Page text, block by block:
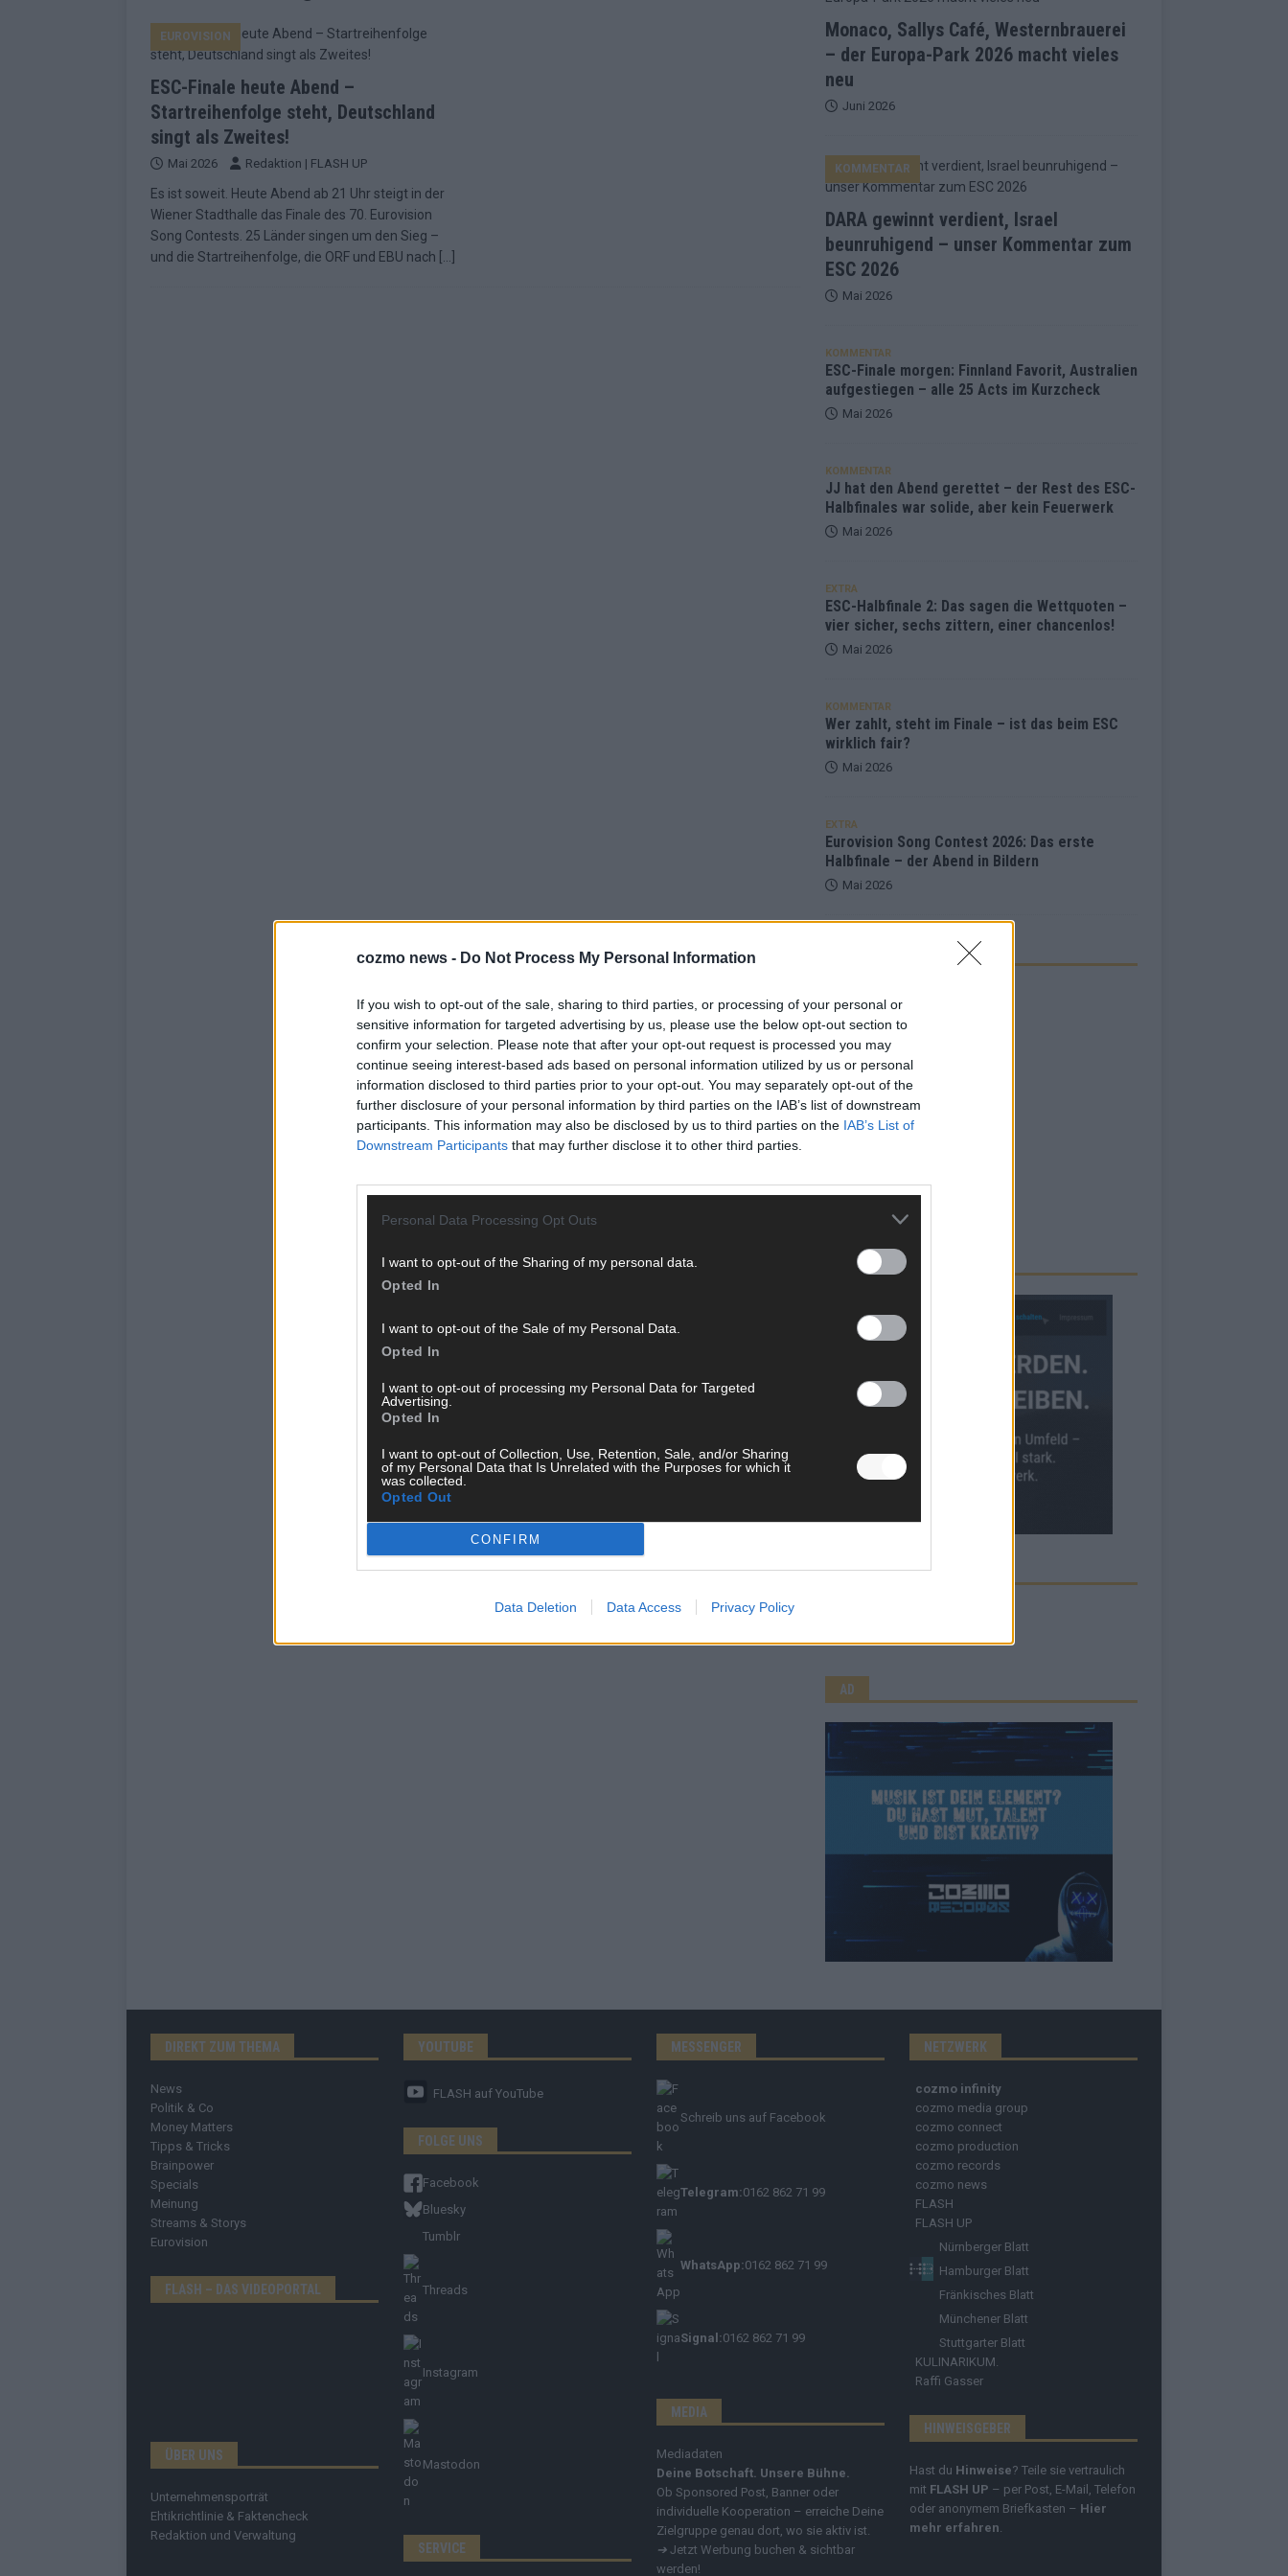
cozmo news - Do Not Process My Personal Information
If you wish to opt-out of the sale, sharing to third parties, or processing of your personal or
sensitive information for targeted advertising by us, please use the below opt-out section to
confirm your selection. Please note that after your opt-out request is processed you may
continue seeing interest-based ads based on personal information utilized by us or personal
information disclosed to third parties prior to your opt-out. You may separately opt-out of the
further disclosure of your personal information by third parties on the IAB’s list of downstream
participants. This information may also be disclosed by us to third parties on the IAB’s List of
Downstream Participants that may further disclose it to other third parties.
Personal Data Processing Opt Outs
I want to opt-out of the Sharing of my personal data.
Opted In
I want to opt-out of the Sale of my Personal Data.
Opted In
I want to opt-out of processing my Personal Data for Targeted
Advertising.
Opted In
I want to opt-out of Collection, Use, Retention, Sale, and/or Sharing
of my Personal Data that Is Unrelated with the Purposes for which it
was collected.
Opted Out
CONFIRM
Data Deletion Data Access Privacy Policy
[ Mai 2026 ] ESC-Finale morgen: Finnland Favorit, Australien aufgestiegen – alle 25 Acts im Kurzcheck
[ Mai 2026 ] „Douze Points“ – wie eine Zahl zur Ikone wurde: 70 Jahre ESC-Wertungsgeschichte!
EUROVISION
[ Mai 2026 ] Das ESC-Finale ist komplett – 26 Länder wollen den Sieg in Wien
JJ hat den Abend gerettet – der Rest des ESC-Halbfinales war solide, aber kein Feuerwerk
KOMMENTAR
[ Mai 2026 ]
EUROVISION
ESC-Finale heute Abend –
Startreihenfolge steht, Deutschland
singt als Zweites!
Mai 2026 Redaktion | FLASH UP
Es ist soweit. Heute Abend ab 21 Uhr steigt in der
Wiener Stadthalle das Finale des 70. Eurovision
Song Contests. 25 Länder singen um den Sieg –
und die Startreihenfolge, die ORF und EBU nach
Monaco, Sallys Café, Westernbrauerei
– der Europa-Park 2026 macht vieles
neu
Juni 2026
DARA gewinnt verdient, Israel
beunruhigend – unser Kommentar zum
ESC 2026
KOMMENTAR
Mai 2026
KOMMENTAR
ESC-Finale morgen: Finnland Favorit, Australien
aufgestiegen – alle 25 Acts im Kurzcheck
Mai 2026
KOMMENTAR
JJ hat den Abend gerettet – der Rest des ESC-
Halbfinales war solide, aber kein Feuerwerk
Mai 2026
EXTRA
ESC-Halbfinale 2: Das sagen die Wettquoten –
vier sicher, sechs zittern, einer chancenlos!
Mai 2026
KOMMENTAR
Wer zahlt, steht im Finale – ist das beim ESC
wirklich fair?
Mai 2026
EXTRA
Eurovision Song Contest 2026: Das erste
Halbfinale – der Abend in Bildern
Mai 2026
WERBE BEI UNS!
CHECK UNS AUF FACEBOOK
AD
DIREKT ZUM THEMA
News
Politik & Co
Money Matters
Tipps & Tricks
Brainpower
Specials
Meinung
Streams & Storys
Eurovision
FLASH – DAS VIDEOPORTAL
ÜBER UNS
Unternehmensporträt
Ehtikrichtlinie & Faktencheck
Redaktion und Verwaltung
YOUTUBE
FLASH auf YouTube
FOLGE UNS
Facebook
Bluesky
Tumblr
Threads
Instagram
Mastodon
SERVICE
MESSENGER
Schreib uns auf Facebook
Telegram:0162 862 71 99
WhatsApp:0162 862 71 99
Signal:0162 862 71 99
MEDIA
Mediadaten
Deine Botschaft. Unsere Bühne.
Ob Sponsored Post, Banner oder
individuelle Kooperation – erreiche Deine
Zielgruppe genau dort, wo sie aktiv ist.
➔ Jetzt Werbung buchen & sichtbar
werden!
NETZWERK
cozmo infinity
cozmo media group
cozmo connect
cozmo production
cozmo records
cozmo news
FLASH
FLASH UP
Nürnberger Blatt
Hamburger Blatt
Fränkisches Blatt
Münchener Blatt
Stuttgarter Blatt
KULINARIKUM.
Raffi Gasser
HINWEISGEBER
Hast du Hinweise? Teile sie vertraulich
mit FLASH UP – per Post, E-Mail, Telefon
oder anonymem Briefkasten – Hier
mehr erfahren